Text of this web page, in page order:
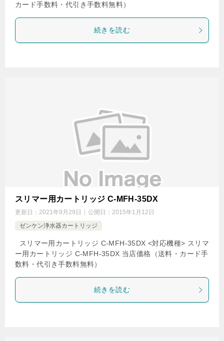
カード手数料・代引き手数料無料）
続きを読む
スリマー用カートリッジ C-MFH-35DX
更新日： 2021年9月29日 公開日： 2015年1月12日
ゼンケン浄水器カートリッジ
スリマー用カートリッジ C-MFH-35DX <対応機種> スリマ
ー用カートリッジ C-MFH-35DX 当店価格（送料・カード手
数料・代引き手数料無料）
続きを読む